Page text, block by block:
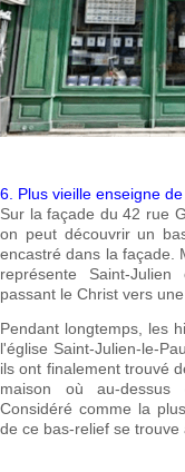
6. Plus vieille enseigne
Sur la façade du 42 rue
on peut découvrir un
encastré dans la façade.
représente Saint-
passant le Christ vers
Pendant longtemps, les
l'église Saint-Julien-le-
ils ont finalement trouvé
maison où au-dessus
Considéré comme la
de ce bas-relief se trouve